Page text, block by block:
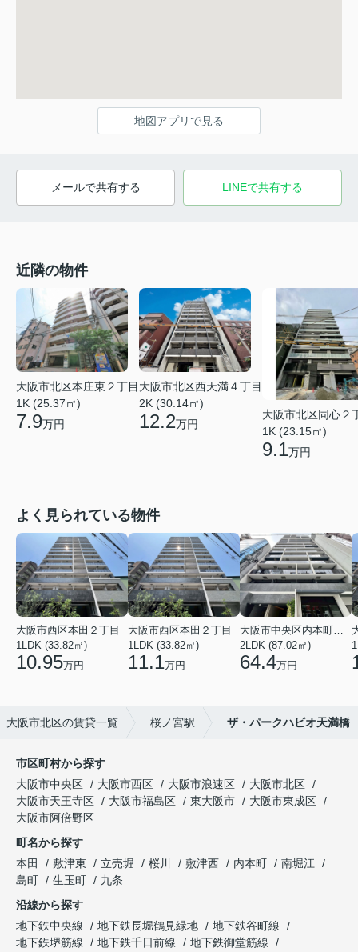
地図アプリで見る
メールで共有する LINEで共有する
近隣の物件
大阪市北区本庄東２丁目
1K (25.37㎡)
7.9万円
大阪市北区西天満４丁目
2K (30.14㎡)
12.2万円
大阪市北区同心２
1K (23.15㎡)
9.1万円
よく見られている物件
大阪市西区本田２丁目
1LDK (33.82㎡)
10.95万円
大阪市西区本田２丁目
1LDK (33.82㎡)
11.1万円
大阪市中央区内本町１丁目
2LDK (87.02㎡)
64.4万円
大阪市北区の賃貸一覧 桜ノ宮駅 ザ・パークハビオ天満橋
市区町村から探す
大阪市中央区
大阪市西区 大阪市浪速区
大阪市北区
大阪市天王寺区
大阪市福島区 東大阪市
大阪市東成区
大阪市阿倍野区
町名から探す
本田
敷津東 立売堀 桜川 敷津西 内本町
南堀江
島町
生玉町
九条
沿線から探す
地下鉄中央線
地下鉄長堀鶴見緑地
地下鉄谷町線
地下鉄堺筋線
地下鉄千日前線
地下鉄御堂筋線